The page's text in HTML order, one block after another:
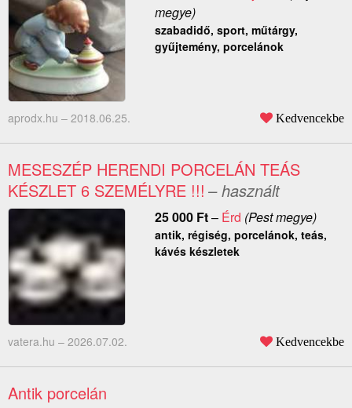
megye)
szabadidő, sport, műtárgy,
gyűjtemény, porcelánok
aprodx.hu – 2018.06.25. Kedvencekbe
MESESZÉP HERENDI PORCELÁN TEÁS
KÉSZLET 6 SZEMÉLYRE !!! – használt
25 000 Ft– Érd (Pest megye)
antik, régiség, porcelánok, teás,
kávés készletek
vatera.hu – 2026.07.02. Kedvencekbe
Antik porcelán